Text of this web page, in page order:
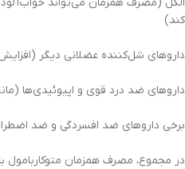
کند)
داروهای شل‌کننده عضلانی دیگر
داروهای ضد درد قوی و اپیوئیدی‌ها
برخی داروهای ضد افسردگی و ضد
در مجموع، مصرف همزمان متوکاربامول